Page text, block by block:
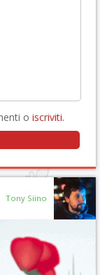
o iscriviti.
Tony Siino